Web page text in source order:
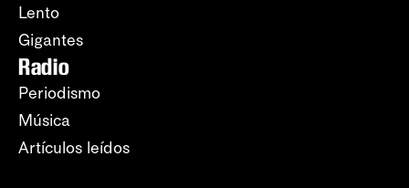
Lento
Gigantes
Radio
Periodismo
Música
Artículos leídos